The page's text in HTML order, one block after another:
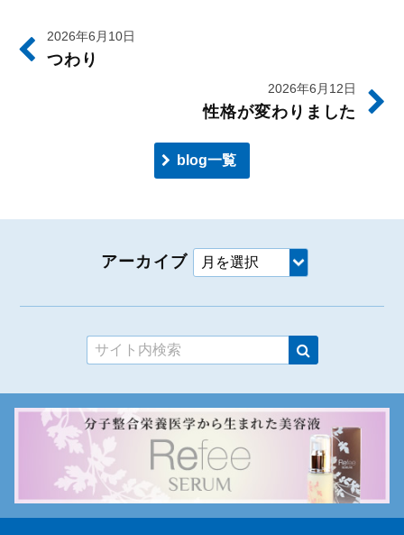
2026年6月10日
つわり
2026年6月12日
性格が変わりました
blog一覧
アーカイブ